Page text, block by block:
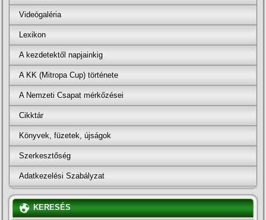
Videógaléria
Lexikon
A kezdetektől napjainkig
A KK (Mitropa Cup) története
A Nemzeti Csapat mérkőzései
Cikktár
Könyvek, füzetek, újságok
Szerkesztőség
Adatkezelési Szabályzat
KERESÉS